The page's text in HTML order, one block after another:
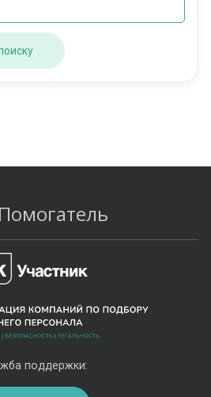
Помогатель
поддержки: